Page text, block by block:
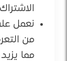
نعمل
من
مما